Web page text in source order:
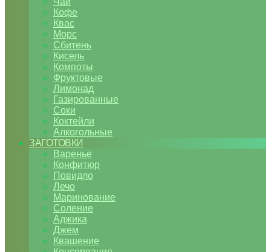
Кофе
Квас
Морс
Сбитень
Кисель
Компоты
Фруктовые
Лимонад
Газированные
Соки
Коктейли
Алкогольные
ЗАГОТОВКИ
Варенье
Конфитюр
Повидло
Лечо
Маринование
Соление
Аджика
Джем
Квашение